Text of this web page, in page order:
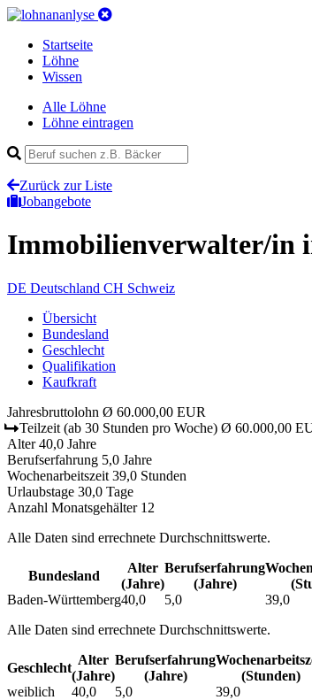
Startseite
Löhne
Wissen
Alle Löhne
Löhne eintragen
Zurück zur Liste
Jobangebote
Immobilienverwalter/in
DE Deutschland CH Schweiz
Übersicht
Bundesland
Geschlecht
Qualifikation
Kaufkraft
Jahresbruttolohn Ø 60.000,00 EUR
Teilzeit (ab 30 Stunden pro Woche) Ø 60.000,00
Alter 40,0 Jahre
Berufserfahrung 5,0 Jahre
Wochenarbeitszeit 39,0 Stunden
Urlaubstage 30,0 Tage
Anzahl Monatsgehälter 12
Alle Daten sind errechnete Durchschnittswerte.
Bundesland
Alter
(Jahre)
Berufs­erfahrung
(Jahre)
Baden-Württemberg40,0 5,0 39,0
Alle Daten sind errechnete Durchschnittswerte.
Geschlecht
Alter
(Jahre)
Berufs­erfahrung
(Jahre)
(Stunden)
weiblich
40,0 5,0 39,0